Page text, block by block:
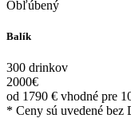
Obľúbený
Balík
300 drinkov
2000€
od 1790 € vhodné pre
* Ceny sú uvedené bez